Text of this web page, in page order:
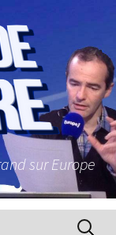
sur Europe